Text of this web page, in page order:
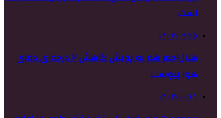
است
۱۴۰۳/۰۹/۲۵
هلال‌احمر هم به پویش کاهش ٢ درجه‌ای دمای
هوا پیوست
۱۴۰۲/۱۰/۱۱